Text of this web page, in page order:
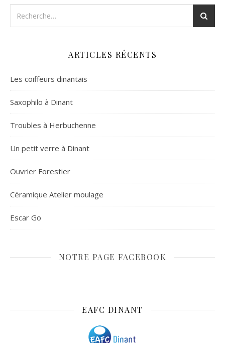
ARTICLES RÉCENTS
Les coiffeurs dinantais
Saxophilo à Dinant
Troubles à Herbuchenne
Un petit verre à Dinant
Ouvrier Forestier
Céramique Atelier moulage
Escar Go
NOTRE PAGE FACEBOOK
EAFC DINANT